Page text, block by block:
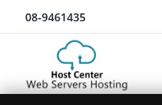
08-9461435